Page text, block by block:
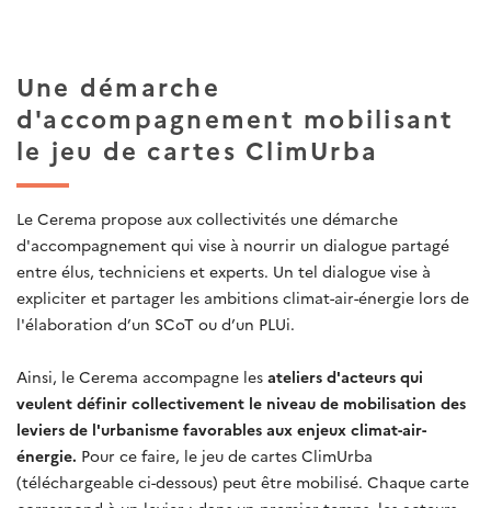
Une démarche
d'accompagnement mobilisant
le jeu de cartes ClimUrba
Le Cerema propose aux collectivités une démarche
d'accompagnement qui vise à nourrir un dialogue partagé
entre élus, techniciens et experts. Un tel dialogue vise à
expliciter et partager les ambitions climat-air-énergie lors de
l'élaboration d’un SCoT ou d’un PLUi.
Ainsi, le Cerema accompagne les ateliers d'acteurs qui
veulent définir collectivement le niveau de mobilisation des
leviers de l'urbanisme favorables aux enjeux climat-air-
énergie. Pour ce faire, le jeu de cartes ClimUrba
(téléchargeable ci-dessous) peut être mobilisé. Chaque carte